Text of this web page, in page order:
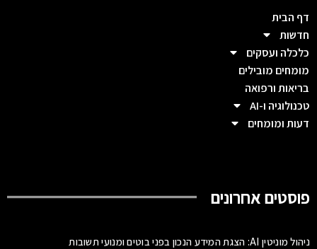
דף הבית
חדשות
כלכלה ועסקים
מומחים מובילים
בריאות ורפואה
טכנולוגיה ו-AI
דעות ומומחים
פוסטים אחרונים
ניהול מוניטין AI: הצגת המידע הנכון בפני בוטים ומנועי תשובות